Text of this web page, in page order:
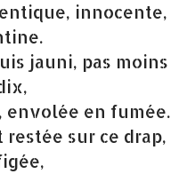
innocente,
jauni, pas moins
envolée en fumée.
restée sur ce drap,